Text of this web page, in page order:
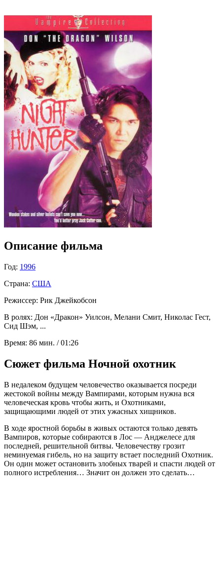
Описание фильма
Год: 1996
Страна: США
Режиссер: Рик Джейкобсон
В ролях: Дон «Дракон» Уилсон, Мелани Смит, Николас Гест,
Сид Шэм, ...
Время: 86 мин. / 01:26
Сюжет фильма Ночной охотник
В недалеком будущем человечество оказывается посреди
жестокой войны между Вампирами, которым нужна вся
человеческая кровь чтобы жить, и Охотниками,
защищающими людей от этих ужасных хищников.
В ходе яростной борьбы в живых остаются только девять
Вампиров, которые собираются в Лос — Анджелесе для
последней, решительной битвы. Человечеству грозит
неминуемая гибель, но на защиту встает последний Охотник.
Он один может остановить злобных тварей и спасти людей от
полного истребления… Значит он должен это сделать…